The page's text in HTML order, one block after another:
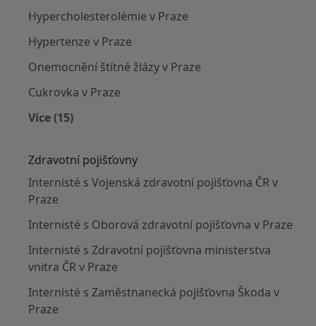
Hypercholesterolémie v Praze
Hypertenze v Praze
Onemocnění štítné žlázy v Praze
Cukrovka v Praze
Více (15)
Zdravotní pojišťovny
Internisté s Vojenská zdravotní pojišťovna ČR v
Praze
Internisté s Oborová zdravotní pojišťovna v Praze
Internisté s Zdravotní pojišťovna ministerstva
vnitra ČR v Praze
Internisté s Zaměstnanecká pojišťovna Škoda v
Praze